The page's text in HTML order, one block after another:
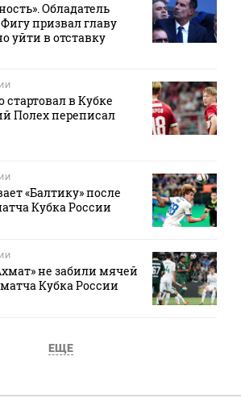
Обладатель
призвал главу
уйти в отставку
в Кубке
Полех переписал
«Балтику» после
Кубка России
не забили мячей
Кубка России
ЕЩЕ